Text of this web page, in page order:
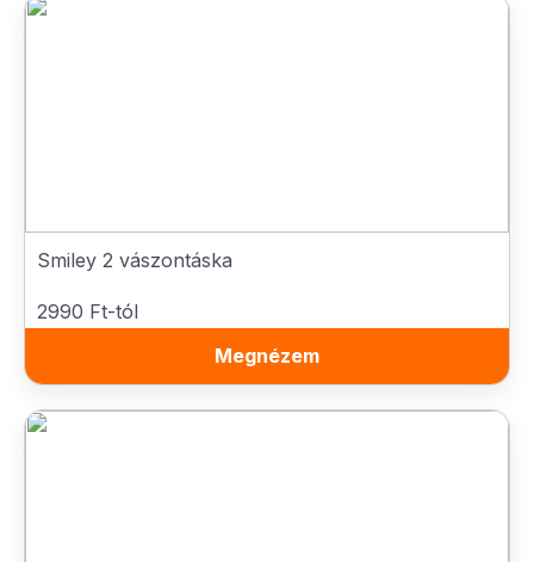
Smiley 2 vászontáska
2990 Ft-tól
Megnézem